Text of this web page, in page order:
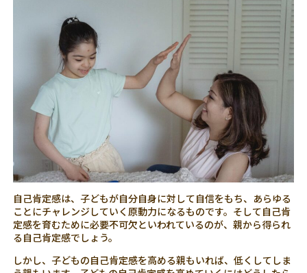
自己肯定感は、子どもが自分自身に対して自信をもち、あらゆる
ことにチャレンジしていく原動力になるものです。そして自己肯
定感を育むために必要不可欠といわれているのが、親から得られ
る自己肯定感でしょう。
しかし、子どもの自己肯定感を高める親もいれば、低くしてしま